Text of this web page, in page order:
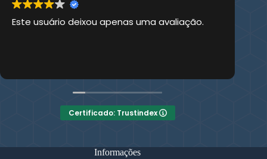
Este usuário deixou apenas uma avaliação.
Certificado: Trustindex
Informações